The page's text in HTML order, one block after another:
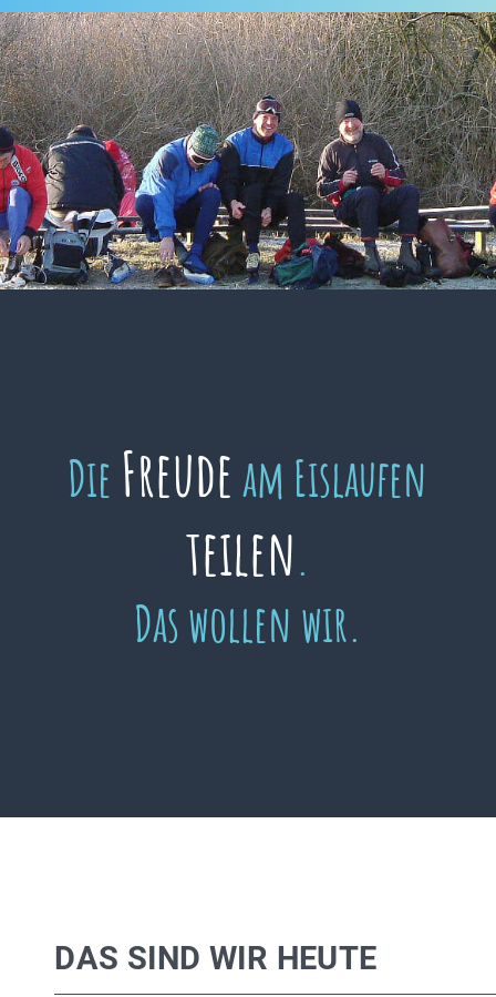
Die Freudeam Eislaufen
teilen.
Das wollen wir.
DAS SIND WIR HEUTE